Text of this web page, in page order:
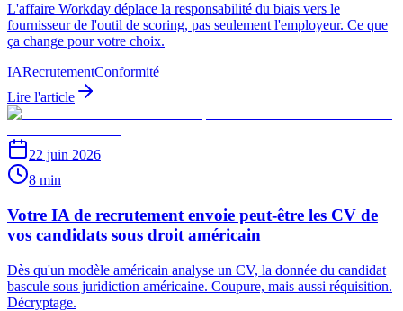
L'affaire Workday déplace la responsabilité du biais vers le
fournisseur de l'outil de scoring, pas seulement l'employeur. Ce que
ça change pour votre choix.
IARecrutementConformité
Lire l'article
22 juin 2026
8 min
Votre IA de recrutement envoie peut-être les CV de
vos candidats sous droit américain
Dès qu'un modèle américain analyse un CV, la donnée du candidat
bascule sous juridiction américaine. Coupure, mais aussi réquisition.
Décryptage.